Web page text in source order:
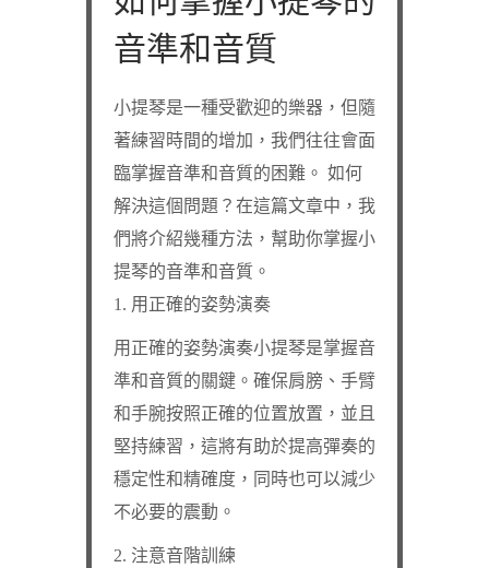
音準和音質
小提琴是一種受歡迎的樂器，但隨
著練習時間的增加，我們往往會面
臨掌握音準和音質的困難。 如何
解決這個問題？在這篇文章中，我
們將介紹幾種方法，幫助你掌握小
提琴的音準和音質。
1. 用正確的姿勢演奏
用正確的姿勢演奏小提琴是掌握音
準和音質的關鍵。確保肩膀、手臂
和手腕按照正確的位置放置，並且
堅持練習，這將有助於提高彈奏的
穩定性和精確度，同時也可以減少
不必要的震動。
2. 注意音階訓練